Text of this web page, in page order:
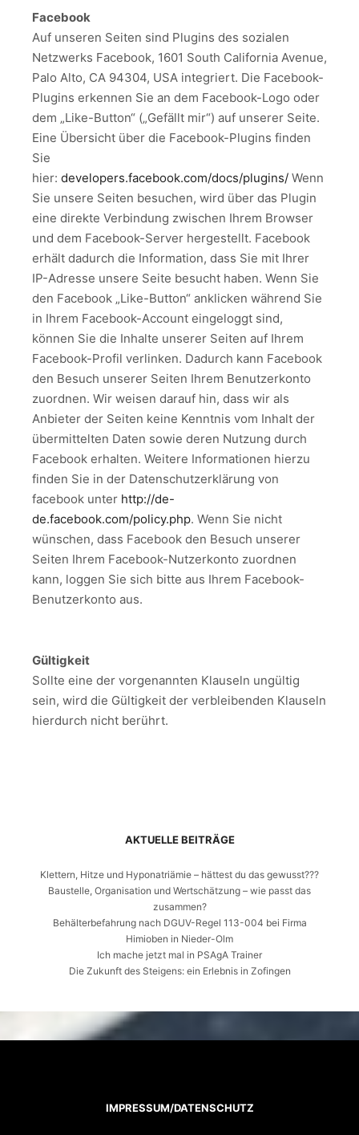
Facebook
Auf unseren Seiten sind Plugins des sozialen
Netzwerks Facebook, 1601 South California Avenue,
Palo Alto, CA 94304, USA integriert. Die Facebook-
Plugins erkennen Sie an dem Facebook-Logo oder
dem „Like-Button“ („Gefällt mir“) auf unserer Seite.
Eine Übersicht über die Facebook-Plugins finden
Sie
hier: developers.facebook.com/docs/plugins/ Wenn
Sie unsere Seiten besuchen, wird über das Plugin
eine direkte Verbindung zwischen Ihrem Browser
und dem Facebook-Server hergestellt. Facebook
erhält dadurch die Information, dass Sie mit Ihrer
IP-Adresse unsere Seite besucht haben. Wenn Sie
den Facebook „Like-Button“ anklicken während Sie
in Ihrem Facebook-Account eingeloggt sind,
können Sie die Inhalte unserer Seiten auf Ihrem
Facebook-Profil verlinken. Dadurch kann Facebook
den Besuch unserer Seiten Ihrem Benutzerkonto
zuordnen. Wir weisen darauf hin, dass wir als
Anbieter der Seiten keine Kenntnis vom Inhalt der
übermittelten Daten sowie deren Nutzung durch
Facebook erhalten. Weitere Informationen hierzu
finden Sie in der Datenschutzerklärung von
facebook unter http://de-
de.facebook.com/policy.php. Wenn Sie nicht
wünschen, dass Facebook den Besuch unserer
Seiten Ihrem Facebook-Nutzerkonto zuordnen
kann, loggen Sie sich bitte aus Ihrem Facebook-
Benutzerkonto aus.
Gültigkeit
Sollte eine der vorgenannten Klauseln ungültig
sein, wird die Gültigkeit der verbleibenden Klauseln
hierdurch nicht berührt.
AKTUELLE BEITRÄGE
Klettern, Hitze und Hyponatriämie – hättest du das gewusst???
Baustelle, Organisation und Wertschätzung – wie passt das
zusammen?
Behälterbefahrung nach DGUV-Regel 113-004 bei Firma
Himioben in Nieder-Olm
Ich mache jetzt mal in PSAgA Trainer
Die Zukunft des Steigens: ein Erlebnis in Zofingen
IMPRESSUM/DATENSCHUTZ